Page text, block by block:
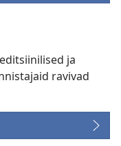
ja
ravivad